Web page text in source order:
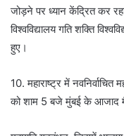
जोड़ने पर ध्यान केंद्रित कर
विश्वविद्यालय गति शक्ति
हुए।
10. महाराष्ट्र में
को शाम 5 बजे मुंबई के आजाद